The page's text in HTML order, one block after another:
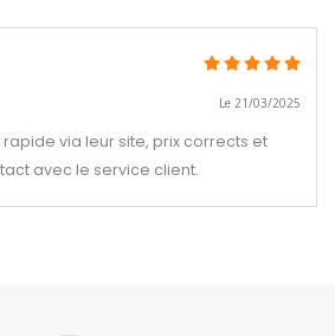
Le 21/03/2025
via leur site, prix corrects et
avec le service client.